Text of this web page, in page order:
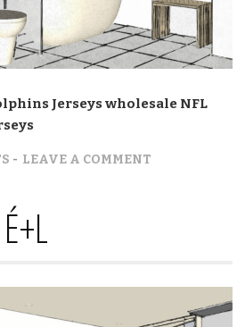
Jerseyswholesale NFL
LEAVE A COMMENT